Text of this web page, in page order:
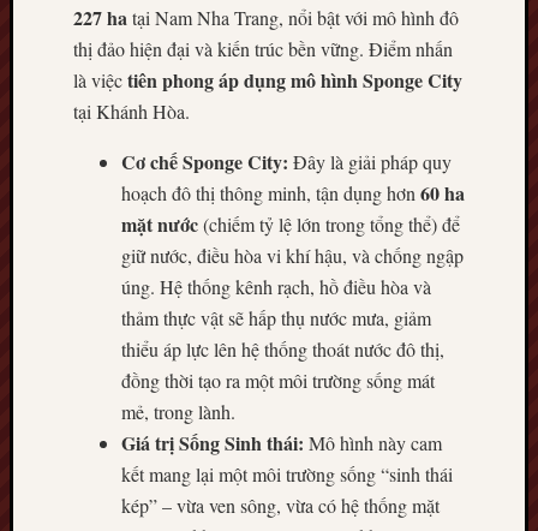
227 hatại Nam Nha Trang, nổi bật với mô hình đô
thị đảo hiện đại và kiến trúc bền vững. Điểm nhấn
là việctiên phong áp dụng mô hình Sponge City
tại Khánh Hòa.
Cơ chế Sponge City: Đây là giải pháp quy
hoạch đô thị thông minh, tận dụng hơn 60 ha
mặt nước(chiếm tỷ lệ lớn trong tổng thể) để
giữ nước, điều hòa vi khí hậu, và chống ngập
úng. Hệ thống kênh rạch, hồ điều hòa và
thảm thực vật sẽ hấp thụ nước mưa, giảm
thiểu áp lực lên hệ thống thoát nước đô thị,
đồng thời tạo ra một môi trường sống mát
mẻ, trong lành.
Giá trị Sống Sinh thái: Mô hình này cam
kết mang lại một môi trường sống “sinh thái
kép” – vừa ven sông, vừa có hệ thống mặt